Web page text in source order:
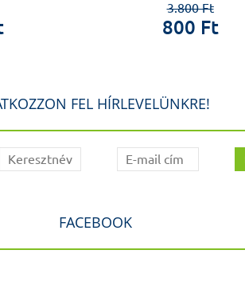
3.800 Ft
800 Ft
FEL HÍRLEVELÜNKRE!
FACEBOOK